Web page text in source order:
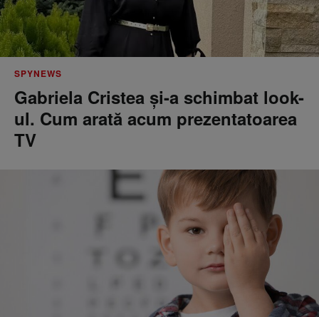
SPYNEWS
Gabriela Cristea și-a schimbat look-
ul. Cum arată acum prezentatoarea
TV